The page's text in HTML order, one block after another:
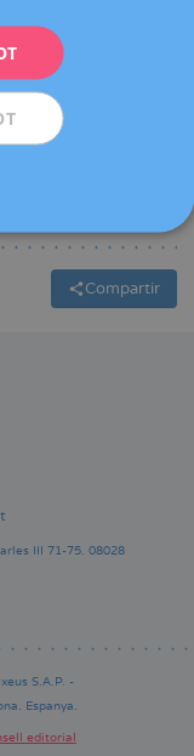
presentant
Compartir
III 71-75. 08028
S.A.P. -
Espanya.
editorial